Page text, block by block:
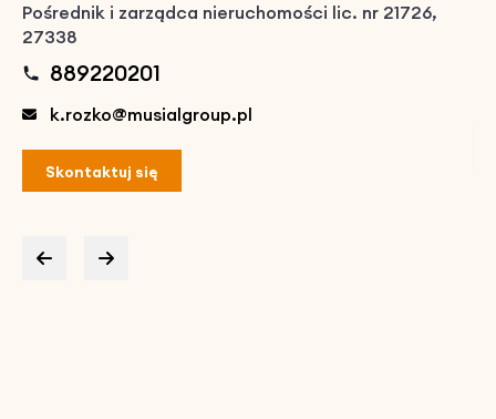
Pośrednik i zarządca nieruchomości lic. nr 21726,
27338
889220201
k.rozko@musialgroup.pl
Skontaktuj się